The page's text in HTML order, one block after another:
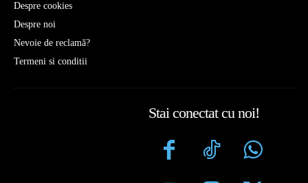
Despre cookies
Despre noi
Nevoie de reclamă?
Termeni si conditii
Stai conectat cu noi!